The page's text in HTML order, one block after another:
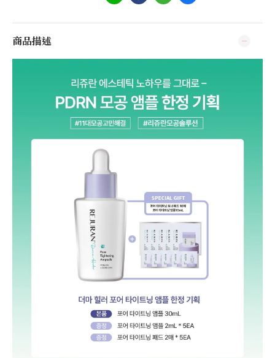
商品描述